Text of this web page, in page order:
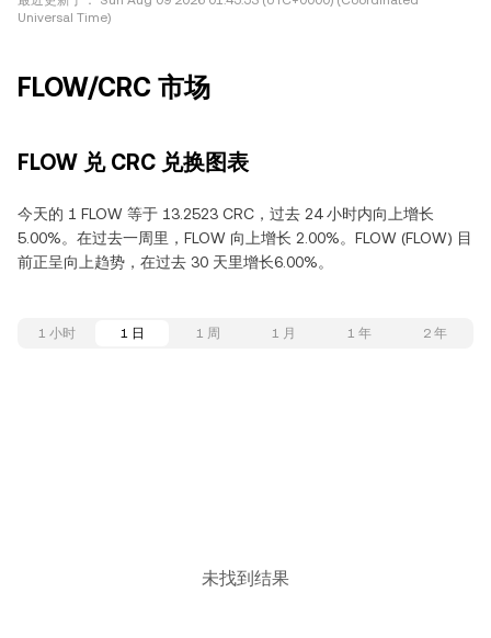
Universal Time)
FLOW/CRC 市场
FLOW 兑 CRC 兑换图表
今天的 1 FLOW 等于 13.2523 CRC，过去 24 小时内向上增长
5.00%。在过去一周里，FLOW 向上增长 2.00%。FLOW (FLOW) 目
前正呈向上趋势，在过去 30 天里增长6.00%。
1 小时 1 日 1 周 1 月 1 年 2 年
未找到结果